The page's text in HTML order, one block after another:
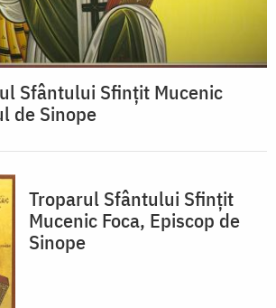
Sfântului Sfințit Mucenic
de Sinope
Troparul Sfântului Sfinţit
Mucenic Foca, Episcop de
Sinope